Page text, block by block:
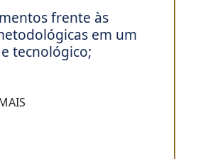
frente às
em um
tecnológico;